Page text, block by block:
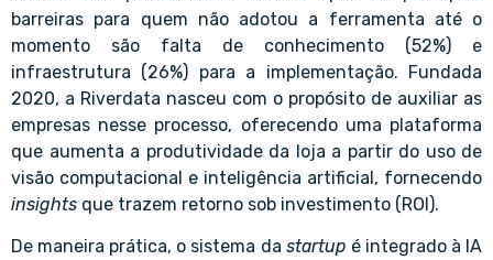
barreiras para quem não adotou a ferramenta até o
momento são falta de conhecimento (52%) e
infraestrutura (26%) para a implementação. Fundada
2020, a Riverdata nasceu com o propósito de auxiliar as
empresas nesse processo, oferecendo uma plataforma
que aumenta a produtividade da loja a partir do uso de
visão computacional e inteligência artificial, fornecendo
insights que trazem retorno sob investimento (ROI).
De maneira prática, o sistema da startup é integrado à IA